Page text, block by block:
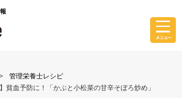
管理栄養士レシピ
貧血予防に！「かぶと小松菜の甘辛そぼろ炒め」